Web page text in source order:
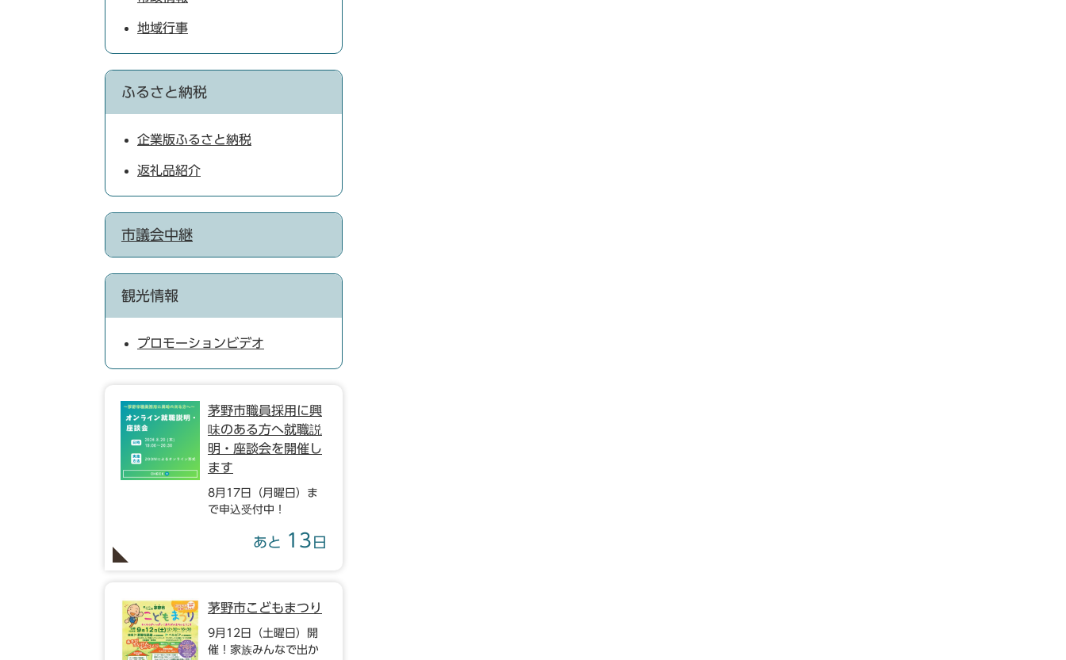
地域行事
ふるさと納税
企業版ふるさと納税
返礼品紹介
市議会中継
観光情報
プロモーションビデオ
茅野市職員採用に興
味のある方へ就職説
明・座談会を開催し
ます
8月17日（月曜日）ま
で申込受付中！
あと 13 日
茅野市こどもまつり
9月12日（土曜日）開
催！家族みんなで出か